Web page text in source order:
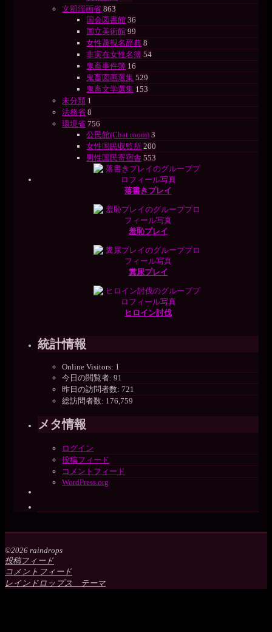
文部淫画省 863
国会図書館 36
国立美術館 99
女性蔑視名辞典 8
非実在女性名簿 54
鬼畜事件簿 16
鬼畜図画選集 529
鬼畜文学選集 153
未分類 1
法務省 8
環境省 756
公民館(Chat room) 3
女性国民収監所 200
男性国民寄宿舎 553
落書きプレイ
羞恥プレイ
糞尿プレイ
ヒロイン討伐
統計情報
Online Visitors: 1
今日の閲覧者:91
昨日の訪問者数:721
総訪問者数: 176,759
メタ情報
ログイン
投稿フィード
コメントフィード
WordPress.org
©2026 raindrops
投稿フィード
コメントフィード
レインドロップス テーマ